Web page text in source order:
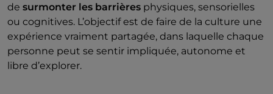
de surmonter les barrières physiques, sensorielles
ou cognitives. L’objectif est de faire de la culture une
expérience vraiment partagée, dans laquelle chaque
personne peut se sentir impliquée, autonome et
libre d’explorer.